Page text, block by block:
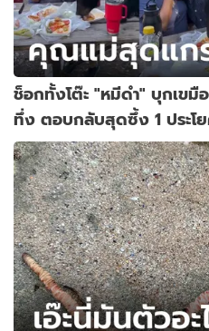
ช็อกทั้งโต๊ะ "หมีดำ" บุกเขมื
ทึ่ง ตอบกลับสุดซึ้ง 1 ประโ